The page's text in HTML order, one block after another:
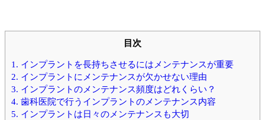
目次
1. インプラントを長持ちさせるにはメンテナンスが重要
2. インプラントにメンテナンスが欠かせない理由
3. インプラントのメンテナンス頻度はどれくらい？
4. 歯科医院で行うインプラントのメンテナンス内容
5. インプラントは日々のメンテナンスも大切